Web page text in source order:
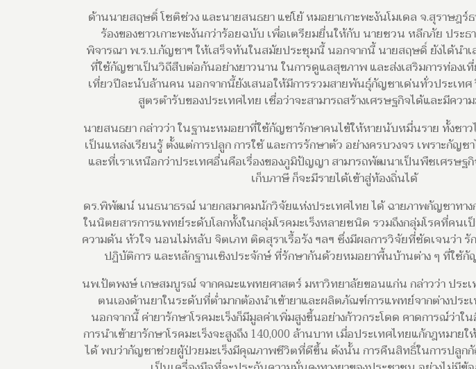
ด้านนายสฤษดิ์ โชติช่วง และนายสนธยา แซ่โย้ หมอยาเกาะพะงันโมเดล จ.สุราษฎร์
ร้องของชาวเกาะพะงันกว่าร้อยฉบับ เพื่อเตรียมยื่นให้กับ นายชวน หลีกภัย ประธ
พิจารณา พ.ร.บ.กัญชาฯ ให้เสร็จทันในสมัยประชุมนี้ นอกจากนี้ นายสฤษดิ์ ยังได้นำเส
ที่ใช้กัญชาเป็นวิถีสืบต่อกันอย่างยาวนาน ในการดูแลสุขภาพ และส่งเสริมการท่องเ
เที่ยวปีละนับล้านคน นอกจากนี้ยังเสนอให้มีการรวมสายพันธุ์กัญชาเด่นทั่วประเท
สูตรตำรับของประเทศไทย เชื่อว่าจะสามารถสร้างเศรษฐกิจได้และมีควา
นายสนธยา กล่าวว่า ในฐานะหมอยาที่ใช้กัญชารักษาคนไข้ให้หายนับหมื่นราย ทั้งชา
เป็นแหล่งเรียนรู้ ตั้งแต่การปลูก การใช้ และการรักษาตัว อย่างครบวงจร เพราะกัญช
และที่เราเหนือกว่าประเทศอื่นคือเรื่องของภูมิปัญญา สามารถพัฒนาเป็นพืชเศรษฐ
เก็บภาษี ก็จะมีรายได้เข้าสู่ท้องถิ่นได้
ดร.พิพัฒน์ นนธนาธรณ์ นายกสมาคมนักวิจัยแห่งประเทศไทย ได้ ฉายภาพกัญชาทา
ในนิตยสารการแพทย์ระดับโลกทั้งในกลุ่มโรคมะเร็งหลายชนิด รวมถึงกลุ่มโรคที่คนเ
ความดัน หัวใจ นอนไม่หลับ จิตเภท ติดสุราเรื้อรัง ฯลฯ ซึ่งมีผลการวิจัยที่ชัดเจนว่า รั
ปฏิบัติการ และหลักฐานเชิงประจักษ์ ที่รักษากันด้วยหมอยาพื้นบ้านต่าง ๆ ที่ใช้กั
นพ.ปัตพงษ์ เกษสมบูรณ์ จากคณะแพทยศาสตร์ มหาวิทยาลัยขอนแก่น กล่าวว่า ประเ
ตนเองด้านยาในระดับที่ต่ำมากต้องนำเข้ายาและผลิตภัณฑ์การแพทย์จากต่างประ
นอกจากนี้ ค่ายารักษาโรคมะเร็งก็มีมูลค่าเพิ่มสูงขึ้นอย่างก้าวกระโดด คาดการณ์ว่าใ
การนำเข้ายารักษาโรคมะเร็งจะสูงถึง 140,000 ล้านบาท เมื่อประเทศไทยแก้กฎหมาย
ได้ พบว่ากัญชาช่วยผู้ป่วยมะเร็งมีคุณภาพชีวิตที่ดีขึ้น ดังนั้น การคืนสิทธิ์ในการปลูก